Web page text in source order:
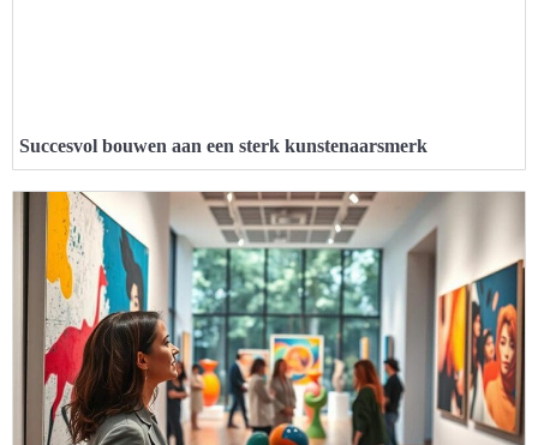
Succesvol bouwen aan een sterk kunstenaarsmerk